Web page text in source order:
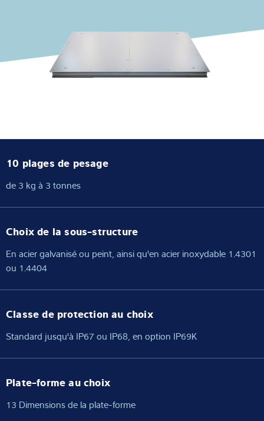
À propos de nous
Recherche de produits
10 plages de pesage
de 3 kg à 3 tonnes
Choix de la sous-structure
En acier galvanisé ou peint, ainsi qu'en acier inoxydable 1.4301
ou 1.4404
Classe de protection au choix
Standard jusqu'à IP67 ou IP68, en option IP69K
Plate-forme au choix
13 Dimensions de la plate-forme